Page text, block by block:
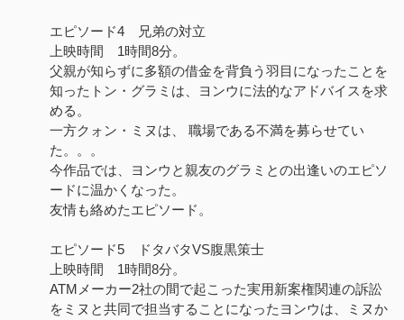
エピソード4 兄弟の対立
上映時間 1時間8分。
父親が知らずに多額の借金を背負う羽目になったことを
知ったトン・グラミは、ヨンウに法的なアドバイスを求
める。
一方クォン・ミヌは、 職場である不満を募らせてい
た。。。
今作品では、ヨンウと親友のグラミとの出逢いのエピソ
ードに温かくなった。
友情も絡めたエピソード。
エピソード5 ドタバタVS腹黒策士
上映時間 1時間8分。
ATMメーカー2社の間で起こった実用新案権関連の訴訟
をミヌと共同で担当することになったヨンウは、ミヌか